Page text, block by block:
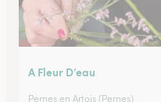
A Fleur D’eau
Pernes en Artois (Pernes)